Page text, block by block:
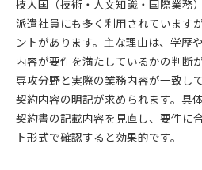
技人国（技術・人文知識・国際業務
派遣社員にも多く利用されています
ントがあります。主な理由は、学歴
内容が要件を満たしているかの判断
専攻分野と実際の業務内容が一致し
契約内容の明記が求められます。具
契約書の記載内容を見直し、要件に
ト形式で確認すると効果的です。